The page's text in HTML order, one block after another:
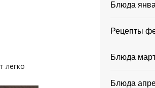
легко
Блюда
Рецепты
Блюда
Блюда